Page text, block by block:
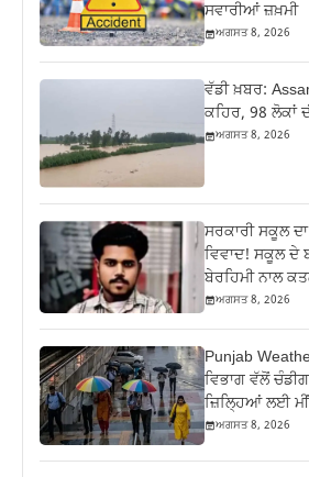
ਸਵਾਰੀਆਂ ਜ਼ਖ਼ਮੀ
ਅਗਸਤ 8, 2026
ਵੱਡੀ ਖ਼ਬਰ:
ਕਹਿਰ, 98 ਲੋਕਾਂ
ਅਗਸਤ 8, 2026
ਸਰਕਾਰੀ ਸਕੂਲ
ਵਿਵਾਦ! ਸਕੂਲ ਦੇ
ਬੇਰਹਿਮੀ ਨਾਲ
ਅਗਸਤ 8, 2026
Punjab
ਵਿਭਾਗ ਵੱਲੋਂ
ਜ਼ਿਲ੍ਹਿਆਂ ਲਈ
ਅਗਸਤ 8, 2026